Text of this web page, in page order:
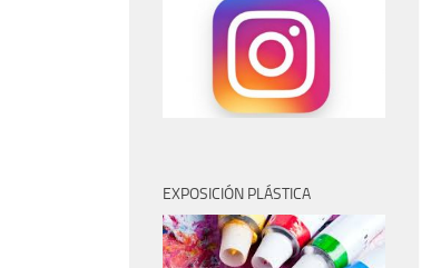
EXPOSICIÓN PLÁSTICA